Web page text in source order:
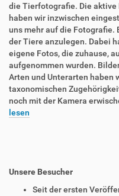
die Tierfotografie. Die
haben wir inzwischen
uns mehr auf die Fotografie.
der Tiere anzulegen. Dabei
eigene Fotos, die zuhause,
aufgenommen wurden.
Arten und Unterarten haben
taxonomischen
noch mit der Kamera
lesen
Unsere Besucher
Seit der ersten